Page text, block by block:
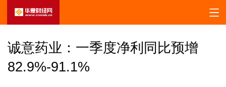
诚意药业：一季度净利同比预增
82.9%-91.1%